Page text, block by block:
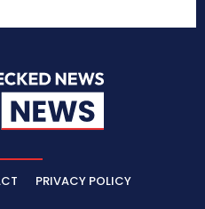
PRIVACY POLICY